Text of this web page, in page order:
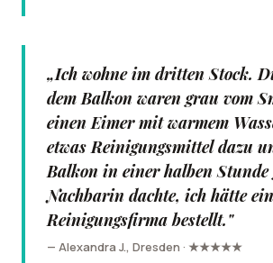
„Ich wohne im dritten Stock.
dem Balkon waren grau vom
einen Eimer mit warmem
etwas Reinigungsmittel dazu
Balkon in einer halben Stunde
Nachbarin dachte, ich hätte
Reinigungsfirma bestellt."
— Alexandra J., Dresden · ★★★★★